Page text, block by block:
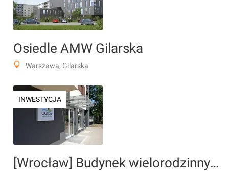
Osiedle AMW Gilarska
Warszawa, Gilarska
INWESTYCJA
[Wrocław] Budynek wielorodzinny "Wyspa Mieszczańska"